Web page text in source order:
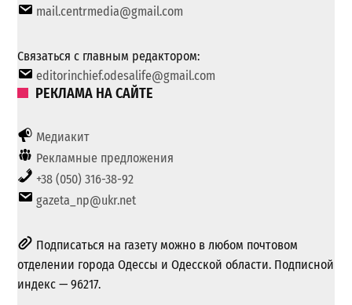
mail.centrmedia@gmail.com
Связаться с главным редактором:
editorinchief.odesalife@gmail.com
РЕКЛАМА НА САЙТЕ
Медиакит
Рекламные предложения
+38 (050) 316-38-92
gazeta_np@ukr.net
Подписаться на газету можно в любом почтовом
отделении города Одессы и Одесской области. Подписной
индекс — 96217.